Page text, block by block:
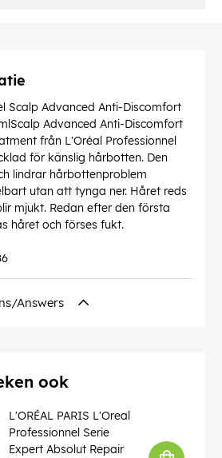
Scalp Advanced Anti-Discomfort
Advanced Anti-Discomfort
från L'Oréal Professionnel
för känslig hårbotten. Den
lindrar hårbottenproblem
utan att tynga ner. Håret reds
mjukt. Redan efter den första
håret och förses fukt.
Answers
ook
L'ORÉAL PARIS L'Oreal
Professionnel Serie
Expert Absolut Repair